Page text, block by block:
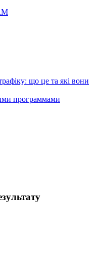
що це та які вони
программами